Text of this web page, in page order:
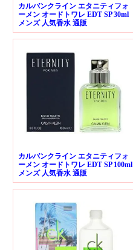
カルバンクライン エタニティフォ
ーメン オードトワレ EDT SP 30ml
メンズ 人気香水 通販
カルバンクライン エタニティフォ
ーメン オードトワレ EDT SP 100ml
メンズ 人気香水 通販